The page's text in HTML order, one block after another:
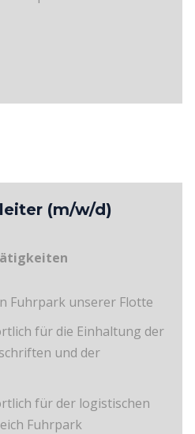
(m/w/d)
Fuhrpark unserer Flotte
für die Einhaltung der
und der
für der logistischen
Fuhrpark